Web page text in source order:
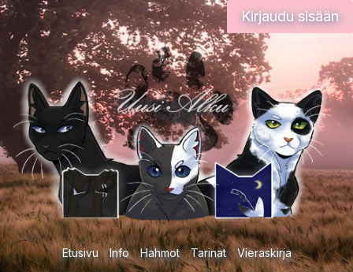
Siirry
sisältöön
Kirjaudu sisään
Etusivu Info Hahmot Tarinat Vieraskirja